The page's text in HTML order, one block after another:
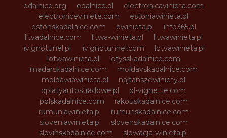
edalnice.org
edalnice.pl
electronicavinieta.com
electroniceviniete.com
estoniawinieta.pl
estonskadalnice.com
ewinieta.pl
info365.pl
litvadalnice.com
litwa-winieta.pl
litwawinieta.pl
livignotunel.pl
livignotunnel.com
lotvawinieta.pl
lotwawinieta.pl
lotysskadalnice.com
madarskadalnice.com
moldavskadalnice.com
moldawiawinieta.pl
najtanszewiniety.pl
oplatyautostradowe.pl
pl-vignette.com
polskadalnice.com
rakouskadalnice.com
rumuniawinieta.pl
rumunskadalnice.com
sloveniawinieta.pl
slovenskadalnice.com
slovinskadalnice.com
slowacja-winieta.pl